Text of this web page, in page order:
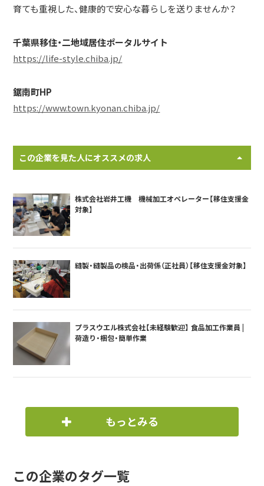
育ても重視した、健康的で安心な暮らしを送りませんか？
千葉県移住・二地域居住ポータルサイト
https://life-style.chiba.jp/
鋸南町HP
https://www.town.kyonan.chiba.jp/
この企業を見た人にオススメの求人
株式会社岩井工機 機械加工オペレーター【移住支援金
対象】
縫製・縫製品の検品・出荷係（正社員）【移住支援金対象】
プラスウエル株式会社【未経験歓迎】 食品加工作業員 |
荷造り・梱包・簡単作業
もっとみる
この企業のタグ一覧